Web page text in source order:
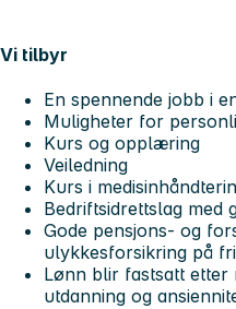
Vi tilbyr
En spennende jobb i
Muligheter for
Kurs og opplæring
Veiledning
Kurs i
Bedriftsidrettslag med
Gode pensjons- og
ulykkesforsikring på
Lønn blir fastsatt etter
utdanning og